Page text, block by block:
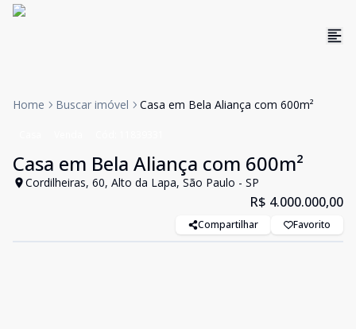
Home Buscar imóvel Casa em Bela Aliança com 600m²
Casa em Bela Aliança com 600m²
Cordilheiras, 60, Alto da Lapa, São Paulo - SP
R$ 4.000.000,00
Compartilhar Favorito